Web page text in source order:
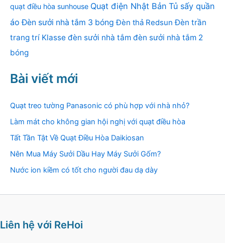
quạt điều hòa sunhouse Quạt điện Nhật Bản Tủ sấy quần
áo Đèn sưởi nhà tắm 3 bóng Đèn thả Redsun Đèn trần
trang trí Klasse đèn sưởi nhà tắm đèn sưởi nhà tắm 2
bóng
Bài viết mới
Quạt treo tường Panasonic có phù hợp với nhà nhỏ?
Làm mát cho không gian hội nghị với quạt điều hòa
Tất Tần Tật Về Quạt Điều Hòa Daikiosan
Nên Mua Máy Sưởi Dầu Hay Máy Sưởi Gốm?
Nước ion kiềm có tốt cho người đau dạ dày
Liên hệ với ReHoi